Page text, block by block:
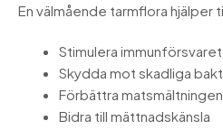
En välmående tarmflora hjälper
Stimulera immunförsvaret
Skydda mot skadliga
Förbättra matsmältningen
Bidra till mättnadskänsla